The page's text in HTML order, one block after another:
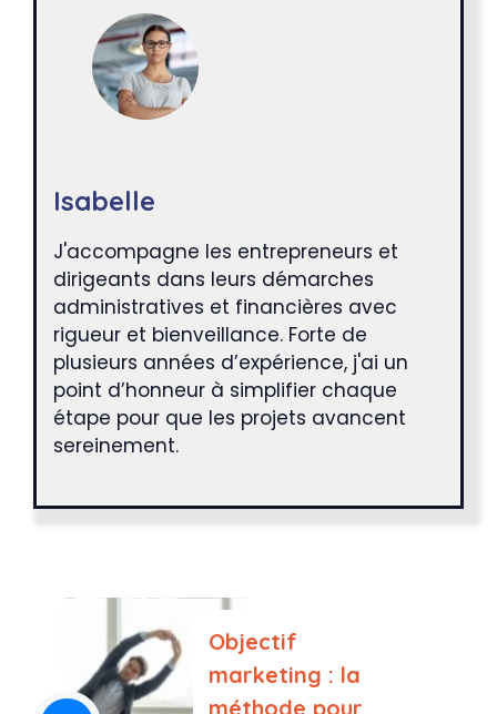
Isabelle
J'accompagne les entrepreneurs et
dirigeants dans leurs démarches
administratives et financières avec
rigueur et bienveillance. Forte de
plusieurs années d’expérience, j'ai un
point d’honneur à simplifier chaque
étape pour que les projets avancent
sereinement.
Objectif
marketing : la
méthode pour